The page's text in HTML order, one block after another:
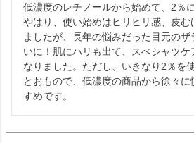
低濃度のレチノールから始めて、2％
やはり、使い始めはヒリヒリ感、皮む
ましたが、長年の悩みだった目元の
いに！肌にハリも出て、スぺシャツケ
なりました。ただし、いきなり2％を
とおもので、低濃度の商品から徐々
すめです。